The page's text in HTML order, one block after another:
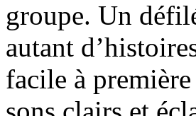
groupe. Un
autant
facile à